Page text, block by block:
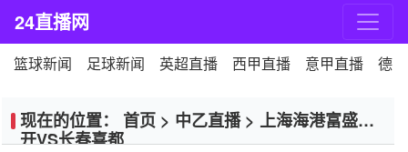
24直播网
篮球新闻 足球新闻 英超直播 西甲直播 意甲直播 德
现在的位置： 首页 > 中乙直播> 上海海港富盛经
开VS长春喜都